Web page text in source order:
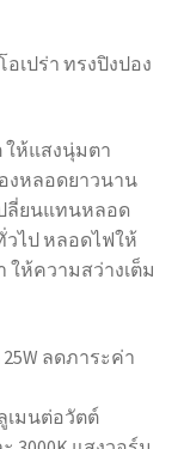
อเปร่า ทรงปิงปอง
ห้แสงนุ่มตา
งหลอดยาวนาน
ลี่ยนแทนหลอด
ไป หลอดไฟให้
ให้ความสว่างเต็ม
ลดภาระค่า
เมนต่อวัตต์